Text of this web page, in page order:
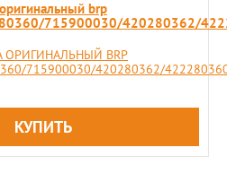
brp
715900030/420280362/
ОРИГИНАЛЬНЫЙ BRP
715900030/420280362/